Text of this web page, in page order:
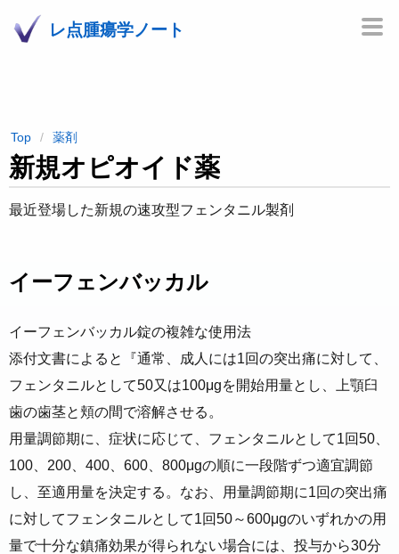
レ点腫瘍学ノート
Top 薬剤
新規オピオイド薬
最近登場した新規の速攻型フェンタニル製剤
イーフェンバッカル
イーフェンバッカル錠の複雑な使用法
添付文書によると『通常、成人には1回の突出痛に対して、
フェンタニルとして50又は100μgを開始用量とし、上顎臼
歯の歯茎と頬の間で溶解させる。
用量調節期に、症状に応じて、フェンタニルとして1回50、
100、200、400、600、800μgの順に一段階ずつ適宜調節
し、至適用量を決定する。なお、用量調節期に1回の突出痛
に対してフェンタニルとして1回50～600μgのいずれかの用
量で十分な鎮痛効果が得られない場合には、投与から30分